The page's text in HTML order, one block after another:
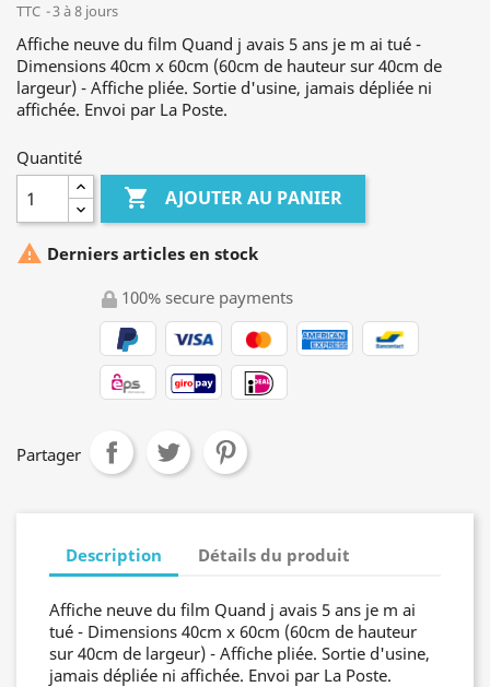
TTC 3 à 8 jours
Affiche neuve du film Quand j avais 5 ans je m ai tué -
Dimensions 40cm x 60cm (60cm de hauteur sur 40cm de
largeur) - Affiche pliée. Sortie d'usine, jamais dépliée ni
affichée. Envoi par La Poste.
Quantité
 AJOUTER AU PANIER
 Derniers articles en stock
100% secure payments
Partager
Description Détails du produit
Affiche neuve du film Quand j avais 5 ans je m ai
tué - Dimensions 40cm x 60cm (60cm de hauteur
sur 40cm de largeur) - Affiche pliée. Sortie d'usine,
jamais dépliée ni affichée. Envoi par La Poste.